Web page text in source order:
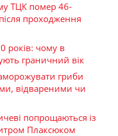
ТЦК помер 46-
проходження
років: чому в
граничний вік
гриби
відвареними чи
попрощаються із
Плаксюком